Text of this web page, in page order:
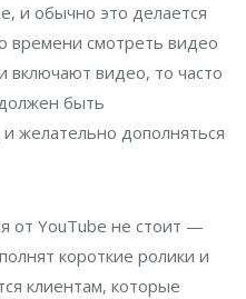
и обычно это делается
времени смотреть видео
включают видео, то часто
быть
желательно дополняться
от YouTube не стоит —
короткие ролики и
клиентам, которые